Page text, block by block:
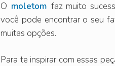
O moletom faz muito
você pode encontrar o seu
muitas opções.
Para te inspirar com essas